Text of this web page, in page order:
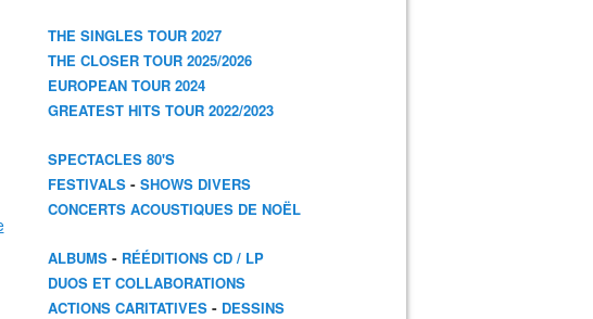
THE SINGLES TOUR 2027
THE CLOSER TOUR 2025/2026
EUROPEAN TOUR 2024
GREATEST HITS TOUR 2022/2023
SPECTACLES 80'S
FESTIVALS - SHOWS DIVERS
CONCERTS ACOUSTIQUES DE NOËL
ALBUMS - RÉÉDITIONS CD / LP
DUOS ET COLLABORATIONS
ACTIONS CARITATIVES - DESSINS